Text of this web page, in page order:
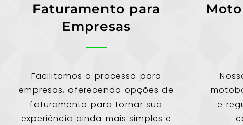
Faturamento para
Empresas
Facilitamos o processo para
empresas, oferecendo opções de
faturamento para tornar sua
experiência ainda mais simples e
e